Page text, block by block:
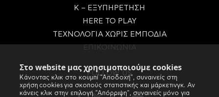
Στο website μας χρησιμοποιούμε cookies
Κάνοντας κλικ στο κουμπί "Αποδοχή", συναινείς στη
χρήση cookies για σκοπούς στατιστικής και μάρκετινγκ. Αν
κάνεις κλικ στην επιλογή "Απόρριψη", συναινείς μόνο για
Κ – ΕΞΥΠΗΡΕΤΗΣΗ
HERE TO PLAY
ΤΕΧΝΟΛΟΓΙΑ ΧΩΡΙΣ ΕΜΠΟΔΙΑ
FOLLOW US